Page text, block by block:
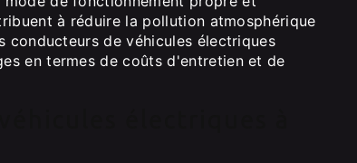
à réduire la pollution atmosphérique
conducteurs de véhicules électriques
en termes de coûts d'entretien et de